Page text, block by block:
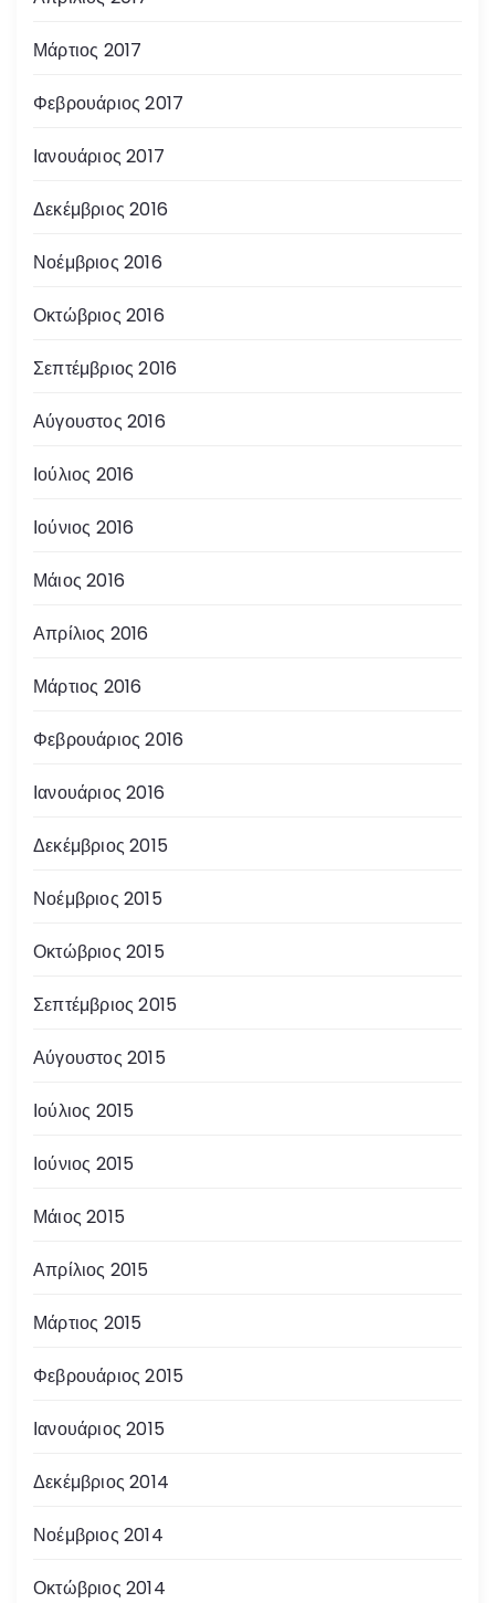
Μάρτιος 2017
Φεβρουάριος 2017
Ιανουάριος 2017
Δεκέμβριος 2016
Νοέμβριος 2016
Οκτώβριος 2016
Σεπτέμβριος 2016
Αύγουστος 2016
Ιούλιος 2016
Ιούνιος 2016
Μάιος 2016
Απρίλιος 2016
Μάρτιος 2016
Φεβρουάριος 2016
Ιανουάριος 2016
Δεκέμβριος 2015
Νοέμβριος 2015
Οκτώβριος 2015
Σεπτέμβριος 2015
Αύγουστος 2015
Ιούλιος 2015
Ιούνιος 2015
Μάιος 2015
Απρίλιος 2015
Μάρτιος 2015
Φεβρουάριος 2015
Ιανουάριος 2015
Δεκέμβριος 2014
Νοέμβριος 2014
Οκτώβριος 2014